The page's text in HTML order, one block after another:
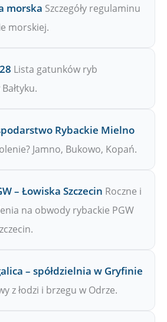
morska Szczegóły regulaminu
morskiej.
Lista gatunków ryb
Rybackie Mielno
Jamno, Bukowo, Kopań.
– Łowiska Szczecin Roczne i
na obwody rybackie PGW
– spółdzielnia w Gryfinie
z łodzi i brzegu w Odrze.